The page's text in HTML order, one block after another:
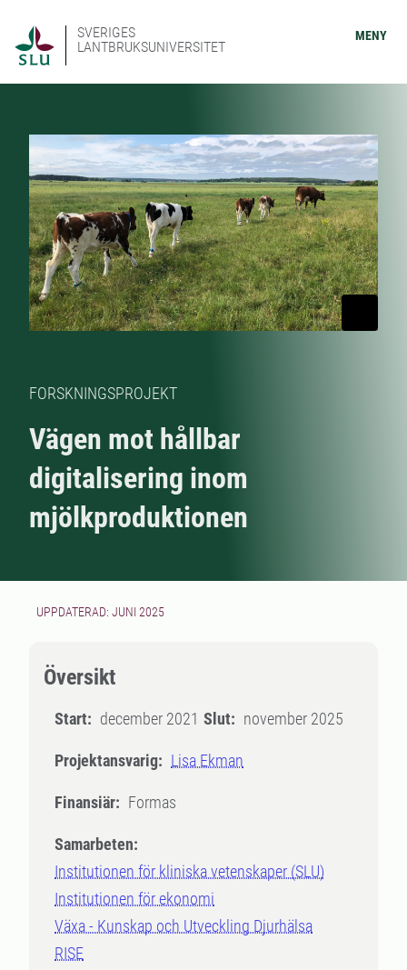
SVERIGES
LANTBRUKSUNIVERSITET
MENY
FORSKNINGSPROJEKT
Vägen mot hållbar
digitalisering inom
mjölkproduktionen
UPPDATERAD: JUNI 2025
Översikt
Start: december 2021 Slut: november 2025
Projektansvarig: Lisa Ekman
Finansiär: Formas
Samarbeten:
Institutionen för kliniska vetenskaper (SLU)
Institutionen för ekonomi
Växa - Kunskap och Utveckling Djurhälsa
RISE